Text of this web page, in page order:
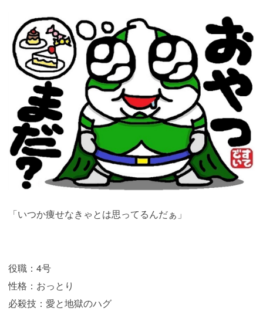
「いつか痩せなきゃとは思ってるんだぁ」
役職：4号
性格：おっとり
必殺技：愛と地獄のハグ